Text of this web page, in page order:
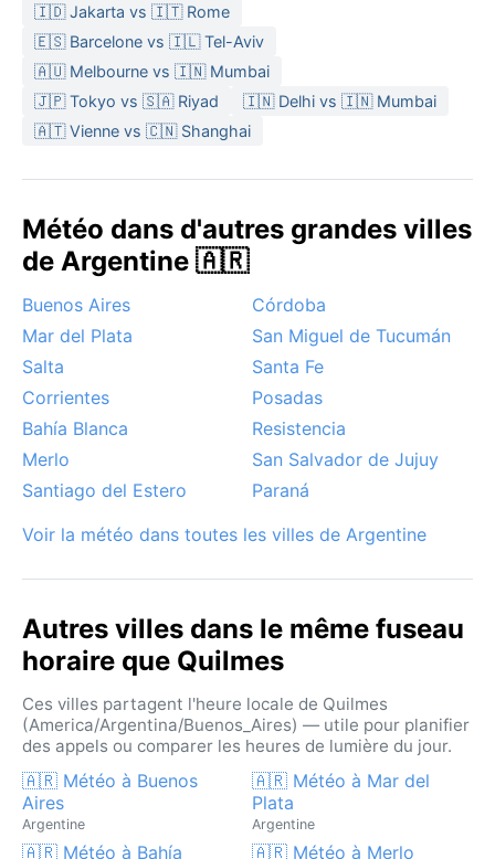
🇮🇩 Jakarta vs 🇮🇹 Rome
🇪🇸 Barcelone vs 🇮🇱 Tel-Aviv
🇦🇺 Melbourne vs 🇮🇳 Mumbai
🇯🇵 Tokyo vs 🇸🇦 Riyad
🇮🇳 Delhi vs 🇮🇳 Mumbai
🇦🇹 Vienne vs 🇨🇳 Shanghai
Météo dans d'autres grandes villes
de Argentine 🇦🇷
Buenos Aires
Córdoba
Mar del Plata
San Miguel de Tucumán
Salta
Santa Fe
Corrientes
Posadas
Bahía Blanca
Resistencia
Merlo
San Salvador de Jujuy
Santiago del Estero
Paraná
Voir la météo dans toutes les villes de Argentine
Autres villes dans le même fuseau
horaire que Quilmes
Ces villes partagent l'heure locale de Quilmes
(America/Argentina/Buenos_Aires) — utile pour planifier
des appels ou comparer les heures de lumière du jour.
🇦🇷 Météo à Buenos
Aires
Argentine
🇦🇷 Météo à Mar del
Plata
Argentine
🇦🇷 Météo à Bahía 🇦🇷 Météo à Merlo